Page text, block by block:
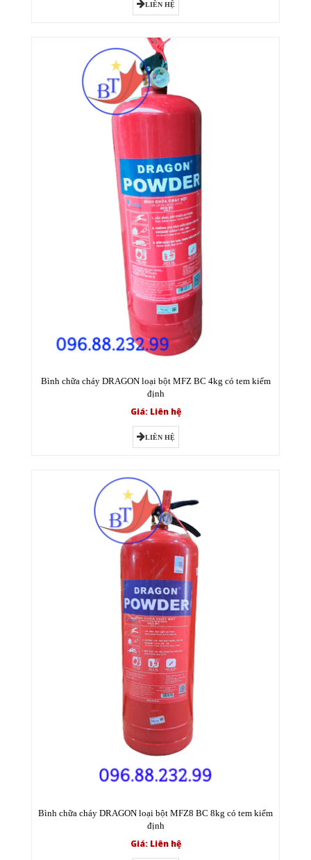
LIÊN HỆ
Bình chữa cháy DRAGON loại bột MFZ BC 4kg có tem kiểm
định
Giá: Liên hệ
LIÊN HỆ
Bình chữa cháy DRAGON loại bột MFZ8 BC 8kg có tem kiểm
định
Giá: Liên hệ